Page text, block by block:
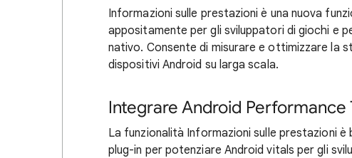
Informazioni sulle prestazioni è una nuova
appositamente per gli sviluppatori di giochi e
nativo. Consente di misurare e ottimizzare la
dispositivi Android su larga scala.
Integrare Android Performance
La funzionalità Informazioni sulle prestazioni
plug-in per potenziare Android vitals per gli